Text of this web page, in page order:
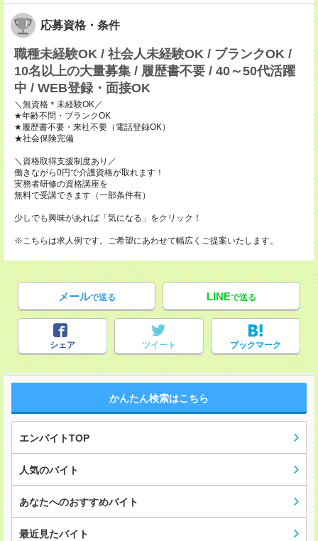
応募資格・条件
職種未経験OK / 社会人未経験OK / ブランクOK /
10名以上の大量募集 / 履歴書不要 / 40～50代活躍
中 / WEB登録・面接OK
＼無資格＊未経験OK／
★年齢不問・ブランクOK
★履歴書不要・来社不要（電話登録OK）
★社会保険完備
＼資格取得支援制度あり／
働きながら0円で介護資格が取れます！
実務者研修の資格講座を
無料で受講できます（一部条件有）
少しでも興味があれば「気になる」をクリック！
※こちらは求人例です。ご希望にあわせて幅広くご提案いたします。
メールで送る LINEで送る
シェア ツイート ブックマーク
かんたん検索はこちら
エンバイトTOP
人気のバイト
あなたへのおすすめバイト
最近見たバイト